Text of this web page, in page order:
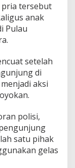
tersebut
anak
Pulau
setelah
di
aksi
polisi,
satu pihak
gelas